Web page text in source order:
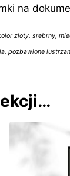
na
złoty, srebrny,
pozbawione